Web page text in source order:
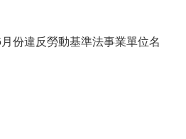
份違反勞動基準法事業單位名